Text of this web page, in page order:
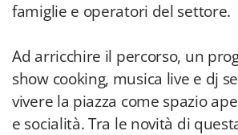
famiglie e operatori del settore.
Ad arricchire il percorso, un
show cooking, musica live e dj
vivere la piazza come spazio
e socialità. Tra le novità di